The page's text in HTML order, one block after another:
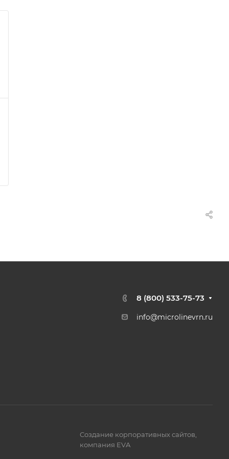
8 (800) 533-75-73
info@microlinevrn.ru
Создание корпоративных сайтов
компания EVA